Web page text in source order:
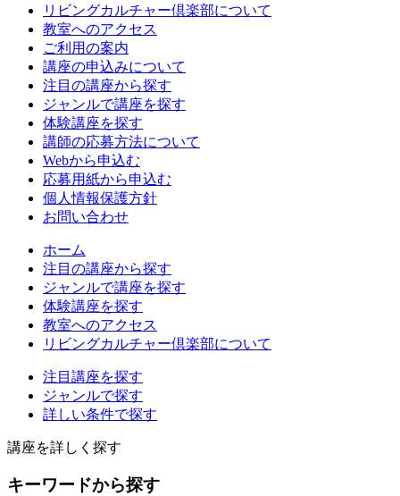
リビングカルチャー倶楽部について
教室へのアクセス
ご利用の案内
講座の申込みについて
注目の講座から探す
ジャンルで講座を探す
体験講座を探す
講師の応募方法について
Webから申込む
応募用紙から申込む
個人情報保護方針
お問い合わせ
ホーム
注目の講座から探す
ジャンルで講座を探す
体験講座を探す
教室へのアクセス
リビングカルチャー倶楽部について
注目講座を探す
ジャンルで探す
詳しい条件で探す
講座を詳しく探す
キーワードから探す